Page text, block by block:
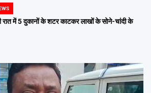
रात में 5 दुकानों के शटर काटकर लाखों के सोने-चांदी के